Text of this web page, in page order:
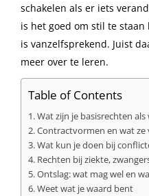
schakelen als er iets
is het goed om stil te
is vanzelfsprekend. Juist
meer over te leren.
Table of Contents
Wat zijn je basisrechten
Contractvormen en wat
Wat kun je doen bij
Rechten bij ziekte,
Ontslag: wat mag wel en
Weet wat je waard bent